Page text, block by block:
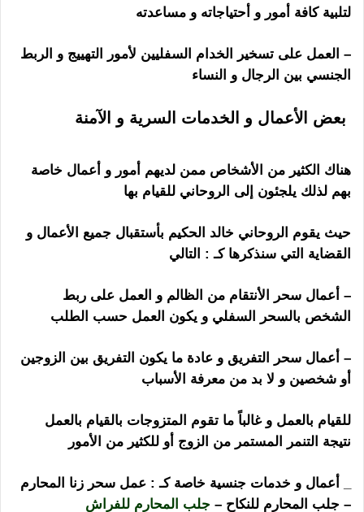
لتلبية كافة أمور و أحتياجاته و مساعدته
– العمل على تسخير الخدام السفليين لأمور التهييج و الربط
الجنسي بين الرجال و النساء
بعض الأعمال و الخدمات السرية و الآمنة
هناك الكثير من الأشخاص ممن لديهم أمور و أعمال خاصة
بهم لذلك يلجئون إلى الروحاني للقيام بها
حيث يقوم الروحاني خالد الحكيم بأستقبال جميع الأعمال و
القضاية التي سنذكرها كـ : التالي
– أعمال سحر الأنتقام من الظالم و العمل على ربط
الشخص بالسحر السفلي و يكون العمل حسب الطلب
– أعمال سحر التفريق و عادة ما يكون التفريق بين الزوجين
أو شخصين و لا بد من معرفة الأسباب
للقيام بالعمل و غالباً ما تقوم المتزوجات بالقيام بالعمل
نتيجة التنمر المستمر من الزوج أو للكثير من الأمور
_ أعمال و خدمات جنسية خاصة كـ : عمل سحر زنا المحارم
– جلب المحارم للنكاح – جلب المحارم للفراش